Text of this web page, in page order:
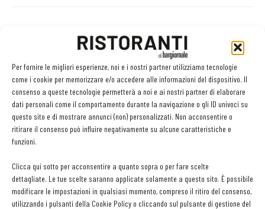
Per fornire le migliori esperienze, noi e i nostri partner utilizziamo tecnologie
come i cookie per memorizzare e/o accedere alle informazioni del dispositivo. Il
consenso a queste tecnologie permetterà a noi e ai nostri partner di elaborare
dati personali come il comportamento durante la navigazione o gli ID univoci su
questo sito e di mostrare annunci (non) personalizzati. Non acconsentire o
ritirare il consenso può influire negativamente su alcune caratteristiche e
funzioni.
Clicca qui sotto per acconsentire a quanto sopra o per fare scelte
dettagliate. Le tue scelte saranno applicate solamente a questo sito. È possibile
modificare le impostazioni in qualsiasi momento, compreso il ritiro del consenso,
utilizzando i pulsanti della Cookie Policy o cliccando sul pulsante di gestione del
LEGGI ANCHE
Kim Ki
Giuseppe Auricchio
Ciccio Sultano diventa Cavaliere al Merito della
Repubblica Italiana